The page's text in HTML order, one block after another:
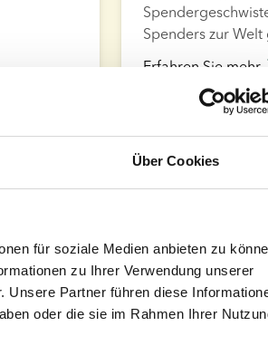
Über Cookies
für soziale Medien anbieten zu
zu Ihrer Verwendung unserer
Unsere Partner führen diese
oder die sie im Rahmen Ihrer
Spenders zur
was sie
sie dabei
Erfahren Sie mehr
Helle Tyllesen